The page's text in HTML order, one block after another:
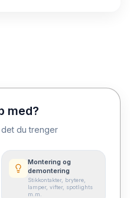
med?
du trenger
Montering og
demontering
Stikkontakter, brytere,
lamper, vifter, spotlights
m.m.